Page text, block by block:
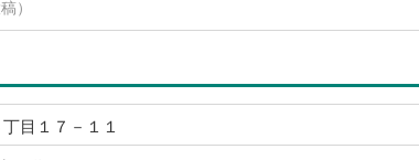
）
目１７－１１